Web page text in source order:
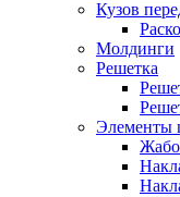
Кузов
Молдинги
Решетка
Элементы
Жабо